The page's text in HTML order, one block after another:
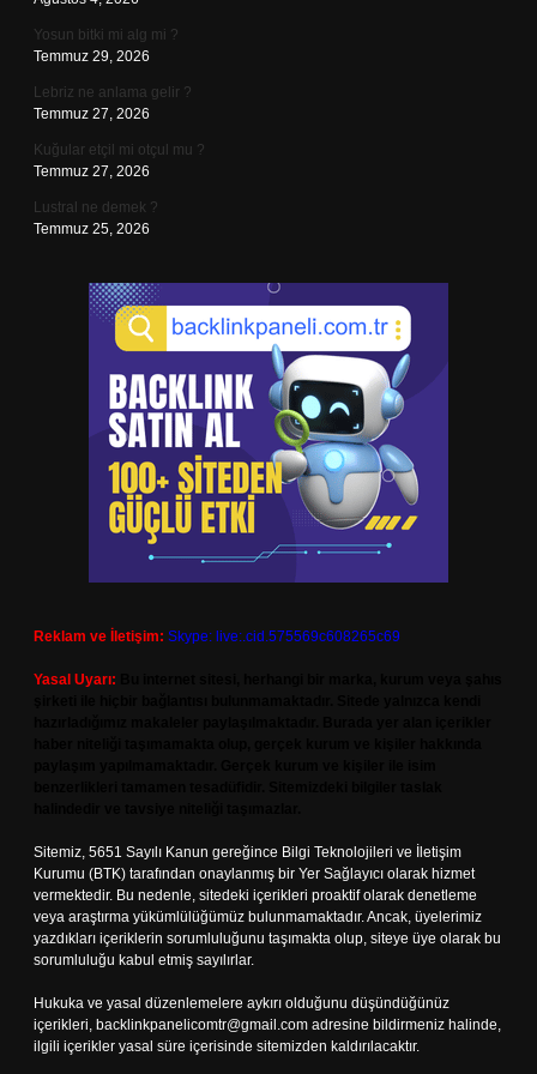
Yosun bitki mi alg mi ?
Temmuz 29, 2026
Lebriz ne anlama gelir ?
Temmuz 27, 2026
Kuğular etçil mi otçul mu ?
Temmuz 27, 2026
Lustral ne demek ?
Temmuz 25, 2026
Reklam ve İletişim: Skype: live:.cid.575569c608265c69
Yasal Uyarı:
Sitemiz, 5651 Sayılı Kanun gereğince Bilgi Teknolojileri ve İletişim
Kurumu (BTK) tarafından onaylanmış bir Yer Sağlayıcı olarak hizmet
vermektedir. Bu nedenle, sitedeki içerikleri proaktif olarak denetleme
veya araştırma yükümlülüğümüz bulunmamaktadır. Ancak, üyelerimiz
yazdıkları içeriklerin sorumluluğunu taşımakta olup, siteye üye olarak bu
sorumluluğu kabul etmiş sayılırlar.
Hukuka ve yasal düzenlemelere aykırı olduğunu düşündüğünüz
içerikleri, backlinkpanelicomtr@gmail.com adresine bildirmeniz halinde,
ilgili içerikler yasal süre içerisinde sitemizden kaldırılacaktır.